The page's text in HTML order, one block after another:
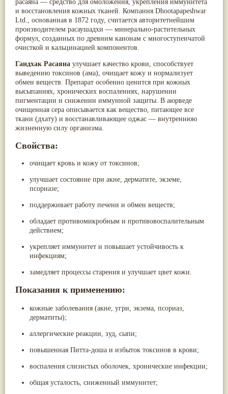
расаяна — средство для омоложения, укрепления иммунитета
и восстановления кожных тканей. Компания Dhootapapeshwar
Ltd.
, основанная в 1872 году, считается авторитетнейшим
производителем расаушадхи — минерально-растительных
формул, созданных по древним канонам с многоступенчатой
очисткой и кальцинацией компонентов.
Гандхак Расаяна улучшает качество крови, способствует
выведению токсинов (ама), очищает кожу и нормализует
обмен веществ. Препарат особенно ценится при кожных
высыпаниях, хронических воспалениях, нарушении
пигментации и снижении иммунной защиты. В аюрведе
очищенная сера описывается как вещество, питающее все
ткани (дхату) и восстанавливающее оджас — внутреннюю
жизненную силу организма.
Свойства:
очищает кровь и кожу от токсинов;
улучшает состояние при акне, дерматите, экземе,
псориазе;
поддерживает работу печени и обмен веществ;
обладает противомикробным и противовоспалительным
действием;
укрепляет иммунитет и повышает устойчивость к
инфекциям;
замедляет процессы старения и улучшает цвет кожи.
Показания к применению:
кожные заболевания (акне, угри, экзема, псориаз,
дерматиты);
аллергические реакции, зуд, сыпи;
повышенная Питта-доша и избыток токсинов в крови;
воспаления слизистых оболочек, хронические инфекции;
общая усталость, сниженный иммунитет;
Паслён черный (13)
Коричник цейлонский
(12)
Розовая соль(12)
Виноград(11)
Каменная соль(11)
Коровье молоко
(11)
Мукуна жгучая(11)
Ним(11)
Патала(11)
Перец чаба(11)
Соссюрея/кушта(11)
Алойное дерево
Пармелия(10)
Ашока(9)
Вишня гималайская
Мурва(9)
Птерокарпус мешковидный
Юстиция сосудистая/Васака
(9)
Жасмин
Каранджа(8)
Касторовое масло
Мята(8)
more...